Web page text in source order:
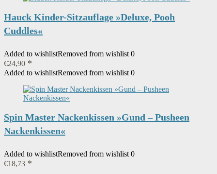
Hauck Kinder-Sitzauflage »Deluxe, Pooh
Cuddles«
Added to wishlistRemoved from wishlist 0
€24,90
Added to wishlistRemoved from wishlist 0
Spin Master Nackenkissen »Gund – Pusheen
Nackenkissen«
Added to wishlistRemoved from wishlist 0
€18,73